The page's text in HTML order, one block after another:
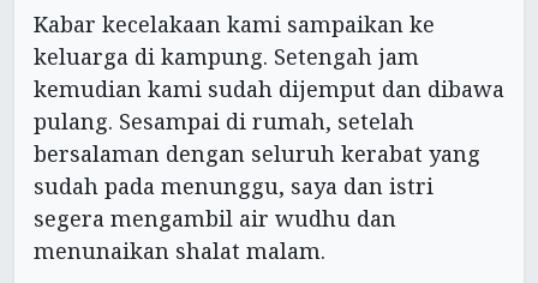
Kabar kecelakaan kami sampaikan ke
keluarga di kampung. Setengah jam
kemudian kami sudah dijemput dan dibawa
pulang. Sesampai di rumah, setelah
bersalaman dengan seluruh kerabat yang
sudah pada menunggu, saya dan istri
segera mengambil air wudhu dan
menunaikan shalat malam.